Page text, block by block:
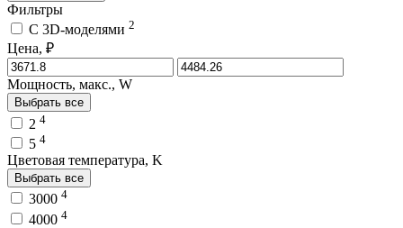
Фильтры
C 3D-моделями 2
Цена, ₽
Мощность, макс., W
Выбрать все
2 4
5 4
Цветовая температура, K
Выбрать все
3000 4
4000 4